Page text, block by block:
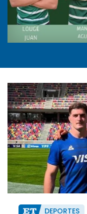
DEPORTES